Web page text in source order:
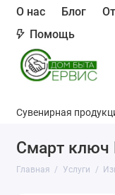
О нас Блог
Помощь
Сувенирная
Смарт ключ
Главная Услуги